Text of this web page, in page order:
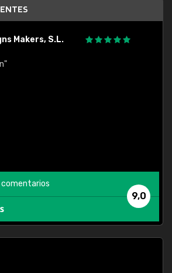
Makers, S.L.
9,0
comentarios